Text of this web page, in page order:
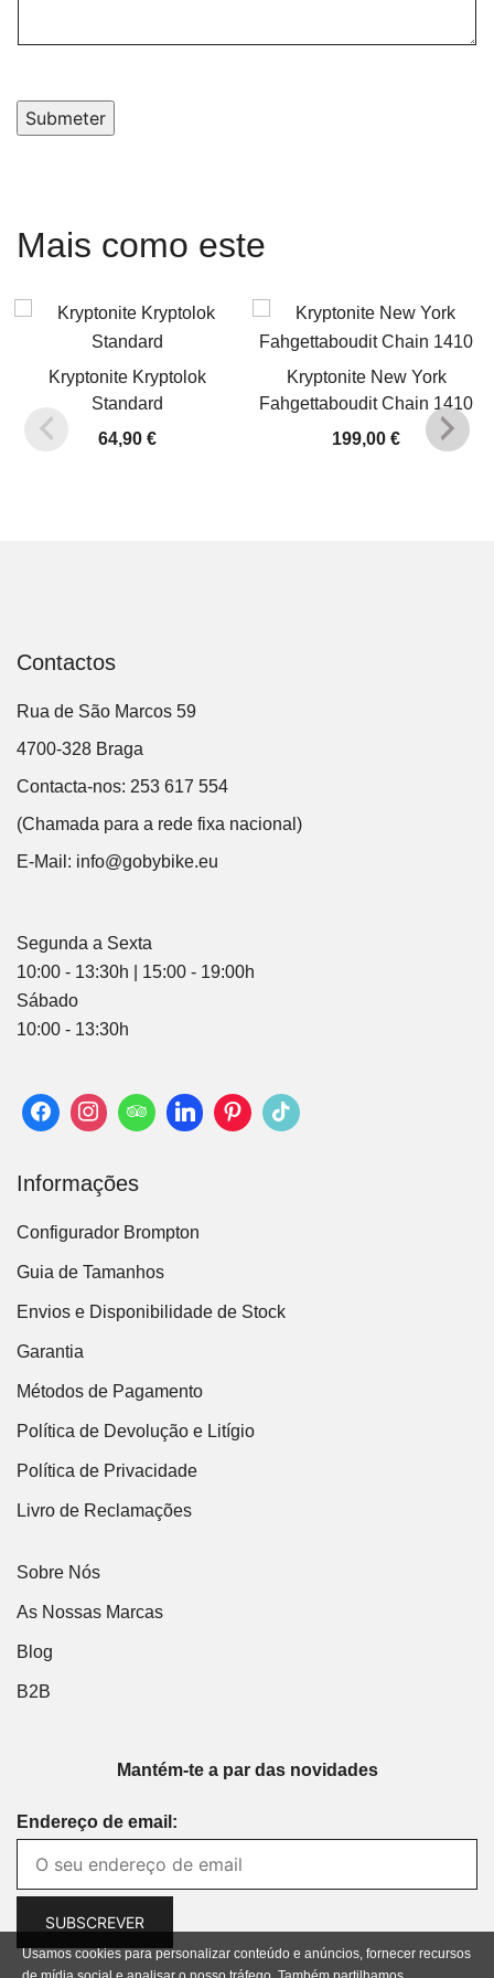
Submeter
Mais como este
Kryptonite Kryptolok
Standard
64,90€
Kryptonite New York
Fahgettaboudit Chain 1410
199,00€
Contactos
Rua de São Marcos 59
4700-328 Braga
Contacta-nos: 253 617 554
(Chamada para a rede fixa nacional)
E-Mail: info@gobybike.eu
Segunda a Sexta
10:00 - 13:30h | 15:00 - 19:00h
Sábado
10:00 - 13:30h
Informações
Configurador Brompton
Guia de Tamanhos
Envios e Disponibilidade de Stock
Garantia
Métodos de Pagamento
Política de Devolução e Litígio
Política de Privacidade
Livro de Reclamações
Sobre Nós
As Nossas Marcas
Blog
B2B
Mantém-te a par das novidades
Endereço de email:
Usamos cookies para personalizar conteúdo e anúncios, fornecer recursos